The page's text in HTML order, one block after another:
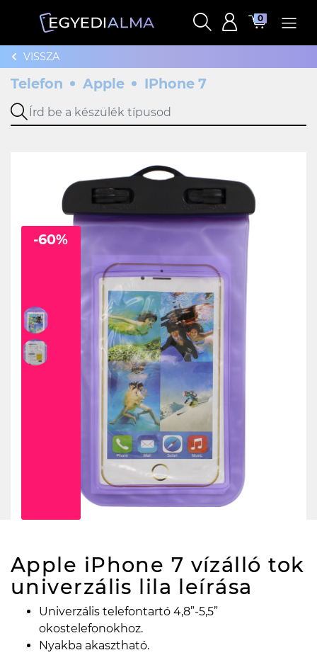
0
VISSZA
Telefon Apple IPhone 7
-60%
Apple iPhone 7 vízálló tok
univerzális lila leírása
Univerzális telefontartó 4,8”-5,5”
okostelefonokhoz.
Nyakba akasztható.